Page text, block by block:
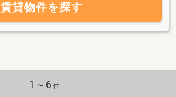
賃貸物件を探す
1～6 件